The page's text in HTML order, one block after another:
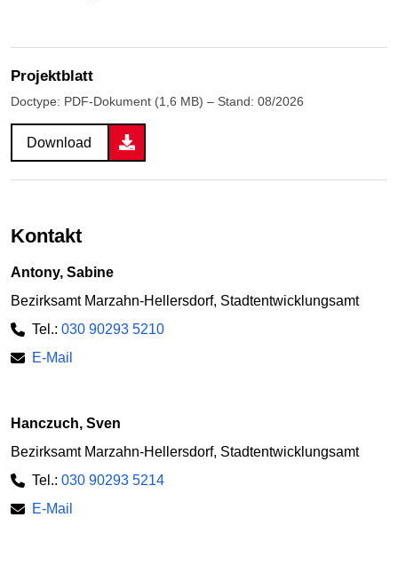
Projektblatt
Doctype: PDF-Dokument (1,6 MB) – Stand: 08/2026
Download
Kontakt
Antony, Sabine
Bezirksamt Marzahn-Hellersdorf, Stadtentwicklungsamt
Tel.: 030 90293 5210
E-Mail
Hanczuch, Sven
Bezirksamt Marzahn-Hellersdorf, Stadtentwicklungsamt
Tel.: 030 90293 5214
E-Mail